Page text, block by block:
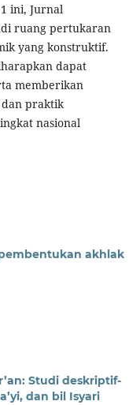
ini, Jurnal
ruang pertukaran
yang konstruktif.
dapat
memberikan
praktik
nasional
akhlak
Studi deskriptif-
dan bil Isyari